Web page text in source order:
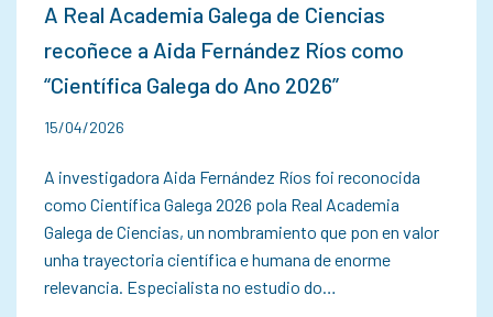
A Real Academia Galega de Ciencias
recoñece a Aida Fernández Ríos como
“Científica Galega do Ano 2026”
15/04/2026
A investigadora Aida Fernández Ríos foi reconocida
como Científica Galega 2026 pola Real Academia
Galega de Ciencias, un nombramiento que pon en valor
unha trayectoria científica e humana de enorme
relevancia. Especialista no estudio do…